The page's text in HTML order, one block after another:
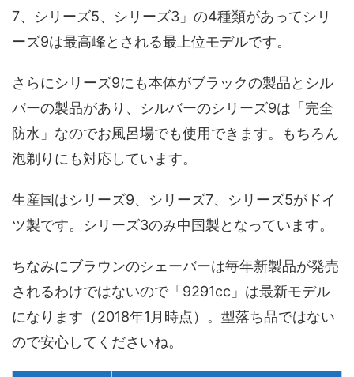
7、シリーズ5、シリーズ3」の4種類があってシリ
ーズ9は最高峰とされる最上位モデルです。
さらにシリーズ9にも本体がブラックの製品とシル
バーの製品があり、シルバーのシリーズ9は「完全
防水」なのでお風呂場でも使用できます。もちろん
泡剃りにも対応しています。
生産国はシリーズ9、シリーズ7、シリーズ5がドイ
ツ製です。シリーズ3のみ中国製となっています。
ちなみにブラウンのシェーバーは毎年新製品が発売
されるわけではないので「9291cc」は最新モデル
になります（2018年1月時点）。型落ち品ではない
ので安心してくださいね。